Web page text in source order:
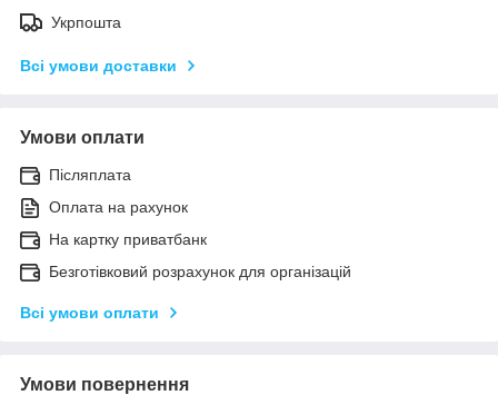
Укрпошта
Всі умови доставки
Умови оплати
Післяплата
Оплата на рахунок
На картку приватбанк
Безготівковий розрахунок для організацій
Всі умови оплати
Умови повернення